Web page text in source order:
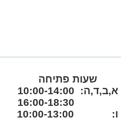
שעות פתיחה
א,ב,ד,ה: 10:00-14:00
ו: 10:00-13:00